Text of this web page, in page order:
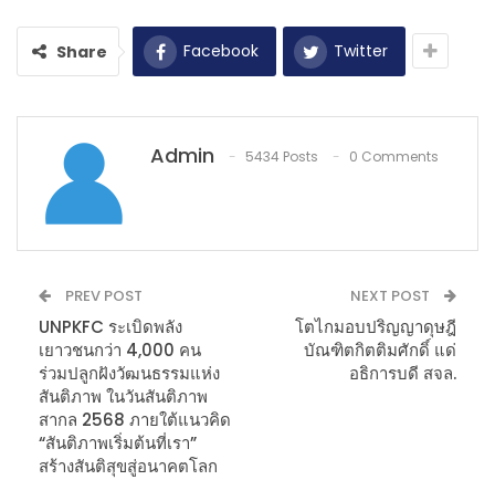
Share Facebook Twitter
Admin 5434 Posts 0 Comments
PREV POST
UNPKFC ระเบิดพลัง
เยาวชนกว่า 4,000 คน
ร่วมปลูกฝังวัฒนธรรมแห่ง
สันติภาพ ในวันสันติภาพ
สากล 2568 ภายใต้แนวคิด
“สันติภาพเริ่มต้นที่เรา”
สร้างสันติสุขสู่อนาคตโลก
NEXT POST
โตไกมอบปริญญาดุษฎี
บัณฑิตกิตติมศักดิ์ แด่
อธิการบดี สจล.